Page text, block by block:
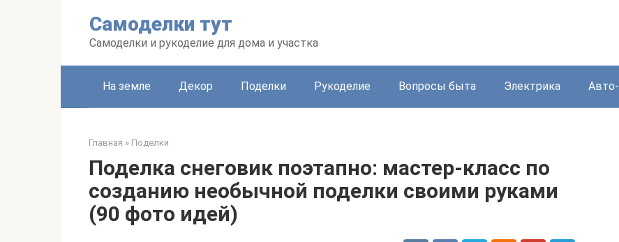
Самоделки тут
Самоделки и рукоделие для дома и участка
На земле Декор Поделки Рукоделие Вопросы быта Электрика
Главная » Поделки
Поделка снеговик поэтапно: мастер-класс по
созданию необычной поделки своими руками
(90 фото идей)